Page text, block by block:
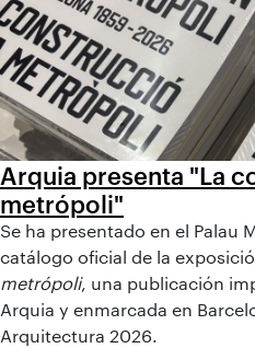
Arquia presenta "La
metrópoli"
Se ha presentado en el Palau
catálogo oficial de la
metrópoli, una publicación
Arquia y enmarcada en
Arquitectura 2026.